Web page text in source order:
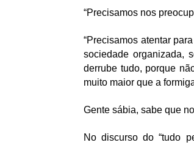
“Precisamos nos
“Precisamos atentar
sociedade organizada,
derrube tudo, porque
muito maior que a
Gente sábia, sabe que
No discurso do “tudo